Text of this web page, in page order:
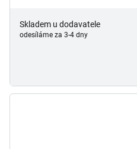
Skladem u dodavatele
odesíláme za 3-4 dny